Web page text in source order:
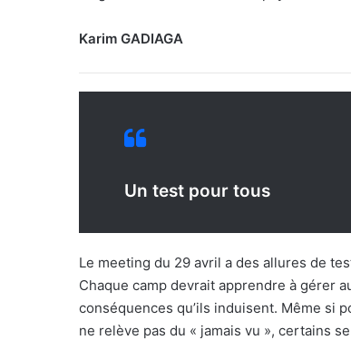
Karim GADIAGA
Un test pour tous
Le meeting du 29 avril a des allures de
Chaque camp devrait apprendre à gérer
conséquences qu’ils induisent. Même si
ne relève pas du « jamais vu », certains